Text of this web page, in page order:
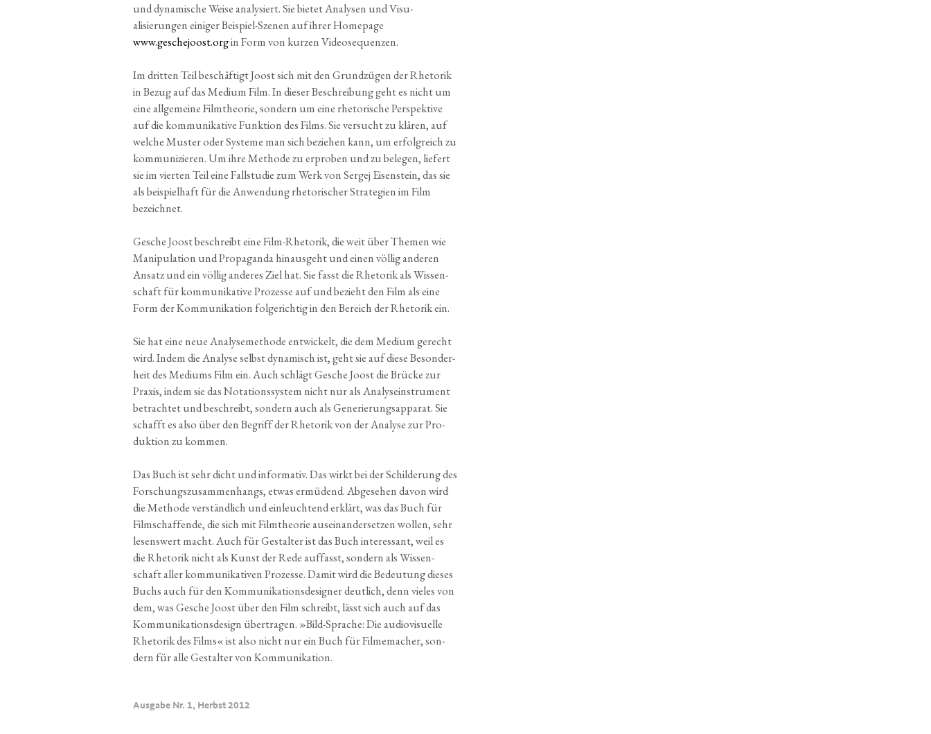
und dyna­mi­sche Wei­se ana­ly­siert. Sie bie­tet Ana­ly­sen und Visu­
alisierungen eini­ger Bei­spiel-Sze­nen auf ihrer Home­page
www.geschejoost.orgin Form von kur­zen Videosequenzen.
Im drit­ten Teil beschäf­tigt Joost sich mit den Grund­zü­gen der Rhe­to­rik
in Bezug auf das Medi­um Film. In die­ser Beschrei­bung geht es nicht um
eine all­ge­mei­ne Film­theo­rie, son­dern um eine rhe­to­ri­sche Per­spek­ti­ve
auf die kom­mu­ni­ka­ti­ve Funk­ti­on des Films. Sie ver­sucht zu klä­ren, auf
wel­che Mus­ter oder Sys­te­me man sich bezie­hen kann, um erfolg­reich zu
kom­mu­ni­zie­ren. Um ihre Metho­de zu erpro­ben und zu bele­gen, lie­fert
sie im vier­ten Teil eine Fall­stu­die zum Werk von Ser­gej Eisen­stein, das sie
als bei­spiel­haft für die Anwen­dung rhe­to­ri­scher Stra­te­gien im Film
bezeichnet.
Gesche Joost beschreibt eine Film-Rhe­to­rik, die weit über The­men wie
Mani­pu­la­ti­on und Pro­pa­gan­da hin­aus­geht und einen völ­lig ande­ren
Ansatz und ein völ­lig ande­res Ziel hat. Sie fasst die Rhe­to­rik als Wis­sen­
schaft für kom­mu­ni­ka­ti­ve Pro­zes­se auf und bezieht den Film als eine
Form der Kom­mu­ni­ka­ti­on folge­richtig in den Bereich der Rhe­to­rik ein.
Sie hat eine neue Ana­ly­se­me­tho­de ent­wi­ckelt, die dem Medi­um gerecht
wird. Indem die Ana­ly­se selbst dyna­misch ist, geht sie auf die­se Beson­der­
heit des Medi­ums Film ein. Auch schlägt Gesche Joost die Brü­cke zur
Pra­xis, indem sie das Notationssys­tem nicht nur als Ana­ly­se­instru­ment
betrach­tet und beschreibt, son­dern auch als Gene­rie­rungs­ap­pa­rat. Sie
schafft es also über den Begriff der Rhe­to­rik von der Ana­ly­se zur Pro­
duk­ti­on zu kommen.
Das Buch ist sehr dicht und infor­ma­tiv. Das wirkt bei der Schil­derung des
For­schungs­zu­sam­men­hangs, etwas ermü­dend. Ab­gesehen davon wird
die Metho­de ver­ständ­lich und ein­leuch­tend erklärt, was das Buch für
Film­schaf­fen­de, die sich mit Filmthe­orie aus­ein­an­der­set­zen wol­len, sehr
lesens­wert macht. Auch für Gestal­ter ist das Buch inter­es­sant, weil es
die Rhe­to­rik nicht als Kunst der Rede auf­fasst, son­dern als Wis­sen­
schaft aller kommu­nikativen Pro­zes­se. Damit wird die Bedeu­tung die­ses
Buchs auch für den Kom­mu­ni­ka­ti­ons­de­si­gner deut­lich, denn vie­les von
dem, was Gesche Joost über den Film schreibt, lässt sich auch auf das
Kom­mu­ni­ka­ti­ons­de­sign über­tra­gen. »Bild-Spra­che: Die audio­visuelle
Rhe­to­rik des Films« ist also nicht nur ein Buch für Fil­me­ma­cher, son­
dern für alle Gestal­ter von Kommunikation.
Ausgabe Nr. 1, Herbst 2012